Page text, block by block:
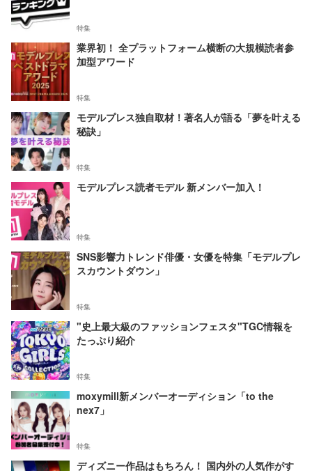
特集
業界初！ 全プラットフォーム横断の大規模読者参
加型アワード
特集
モデルプレス独自取材！著名人が語る「夢を叶える
秘訣」
特集
モデルプレス読者モデル 新メンバー加入！
特集
SNS影響力トレンド俳優・女優を特集「モデルプレ
スカウントダウン」
特集
"史上最大級のファッションフェスタ"TGC情報を
たっぷり紹介
特集
moxymill新メンバーオーディション「to the
nex7」
特集
ディズニー作品はもちろん！ 国内外の人気作がす